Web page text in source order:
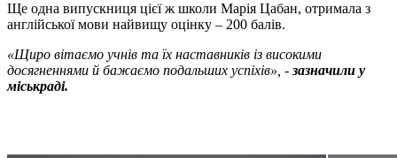
Ще одна випускниця цієї ж школи Марія Цабан, отримала з
англійської мови найвищу оцінку – 200 балів.
«Щиро вітаємо учнів та їх наставників із високими
досягненнями й бажаємо подальших успіхів», - зазначили у
міськраді.